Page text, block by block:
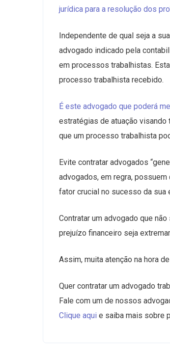
jurídica para a resolução dos
Independente de qual seja a
advogado indicado pela
em processos trabalhistas.
processo trabalhista recebido.
É este advogado que poderá
estratégias de atuação
que um processo trabalhista
Evite contratar advogados
advogados, em regra,
fator crucial no sucesso da sua
Contratar um advogado que
prejuízo financeiro seja
Assim, muita atenção na hora de
Quer contratar um advogado
Fale com um de nossos
Clique aqui e saiba mais sobre